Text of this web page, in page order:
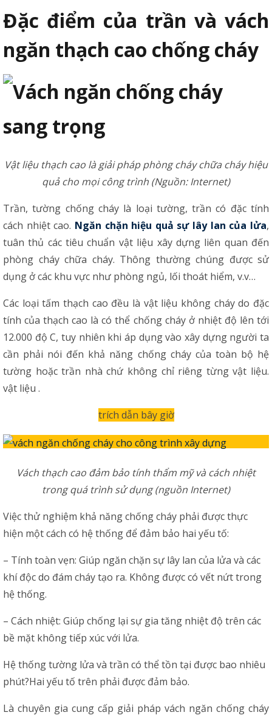
Đặc điểm của trần và vách
ngăn thạch cao chống cháy
Vật liệu thạch cao là giải pháp phòng cháy chữa cháy hiệu
quả cho mọi công trình (Nguồn: Internet)
Trần, tường chống cháy là loại tường, trần có đặc tính
cách nhiệt cao. Ngăn chặn hiệu quả sự lây lan của lửa,
tuân thủ các tiêu chuẩn vật liệu xây dựng liên quan đến
phòng cháy chữa cháy. Thông thường chúng được sử
dụng ở các khu vực như phòng ngủ, lối thoát hiểm, v.v…
Các loại tấm thạch cao đều là vật liệu không cháy do đặc
tính của thạch cao là có thể chống cháy ở nhiệt độ lên tới
12.000 độ C, tuy nhiên khi áp dụng vào xây dựng người ta
cần phải nói đến khả năng chống cháy của toàn bộ hệ
tường hoặc trần nhà chứ không chỉ riêng từng vật liệu.
vật liệu .
trích dẫn bây giờ
Vách thạch cao đảm bảo tính thẩm mỹ và cách nhiệt
trong quá trình sử dụng (nguồn Internet)
Việc thử nghiệm khả năng chống cháy phải được thực
hiện một cách có hệ thống để đảm bảo hai yếu tố:
– Tính toàn vẹn: Giúp ngăn chặn sự lây lan của lửa và các
khí độc do đám cháy tạo ra. Không được có vết nứt trong
hệ thống.
– Cách nhiệt: Giúp chống lại sự gia tăng nhiệt độ trên các
bề mặt không tiếp xúc với lửa.
Hệ thống tường lửa và trần có thể tồn tại được bao nhiêu
phút?Hai yếu tố trên phải được đảm bảo.
Là chuyên gia cung cấp giải pháp vách ngăn chống cháy